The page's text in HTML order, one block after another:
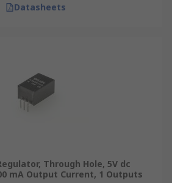
Datasheets
Through Hole, 5V dc
mA Output Current, 1 Outputs